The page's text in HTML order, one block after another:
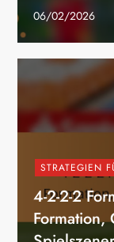
06/02/2026
STRATEGIEN
4-2-2-2
Formation,